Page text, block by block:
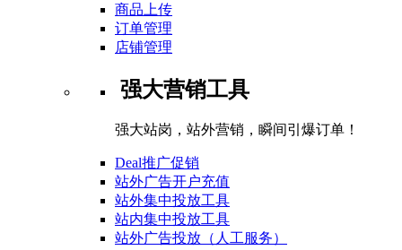
商品上传
订单管理
店铺管理
强大营销工具
强大站岗，站外营销，瞬间引爆订单！
Deal推广促销
站外广告开户充值
站外集中投放工具
站内集中投放工具
站外广告投放（人工服务）